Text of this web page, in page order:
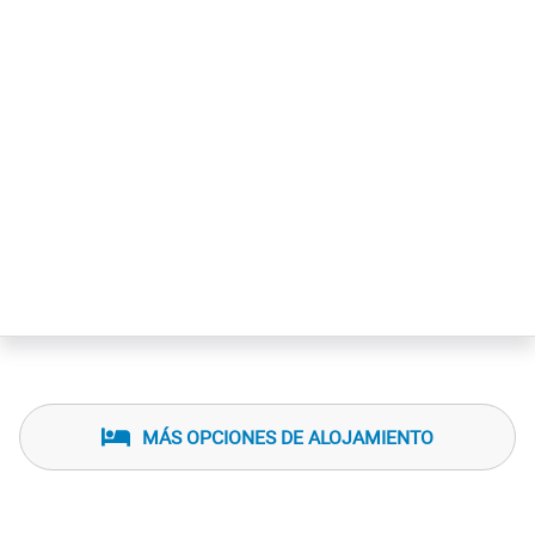
MÁS OPCIONES DE ALOJAMIENTO